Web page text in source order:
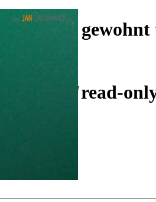
und wie
ist auf "read-